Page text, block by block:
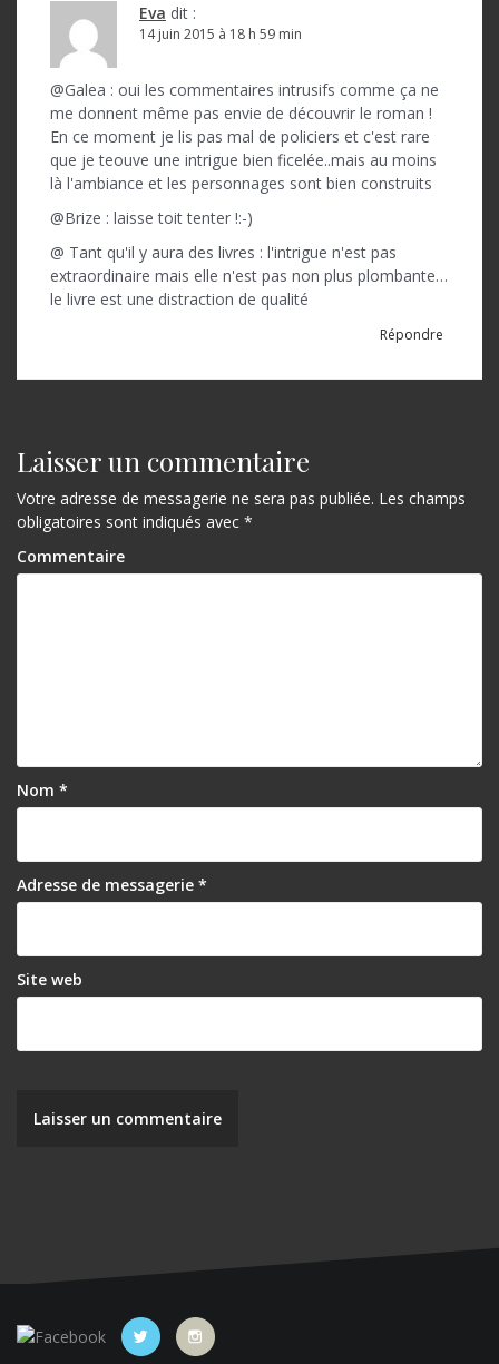
Eva dit :
14 juin 2015 à 18 h 59 min
@Galea : oui les commentaires intrusifs comme ça ne
me donnent même pas envie de découvrir le roman !
En ce moment je lis pas mal de policiers et c'est rare
que je teouve une intrigue bien ficelée..mais au moins
là l'ambiance et les personnages sont bien construits
@Brize : laisse toit tenter !:-)
@ Tant qu'il y aura des livres : l'intrigue n'est pas
extraordinaire mais elle n'est pas non plus plombante…
le livre est une distraction de qualité
Répondre
Laisser un commentaire
Votre adresse de messagerie ne sera pas publiée. Les champs
obligatoires sont indiqués avec *
Commentaire
Nom *
Adresse de messagerie *
Site web